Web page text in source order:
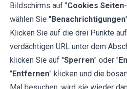
Bildschirms auf "Cookies
wählen Sie "Benachrichtigungen
Klicken Sie auf die drei Punkte
verdächtigen URL unter dem
klicken Sie auf "Sperren" oder "
"Entfernen" klicken und die
Mal besuchen, wird sie wieder